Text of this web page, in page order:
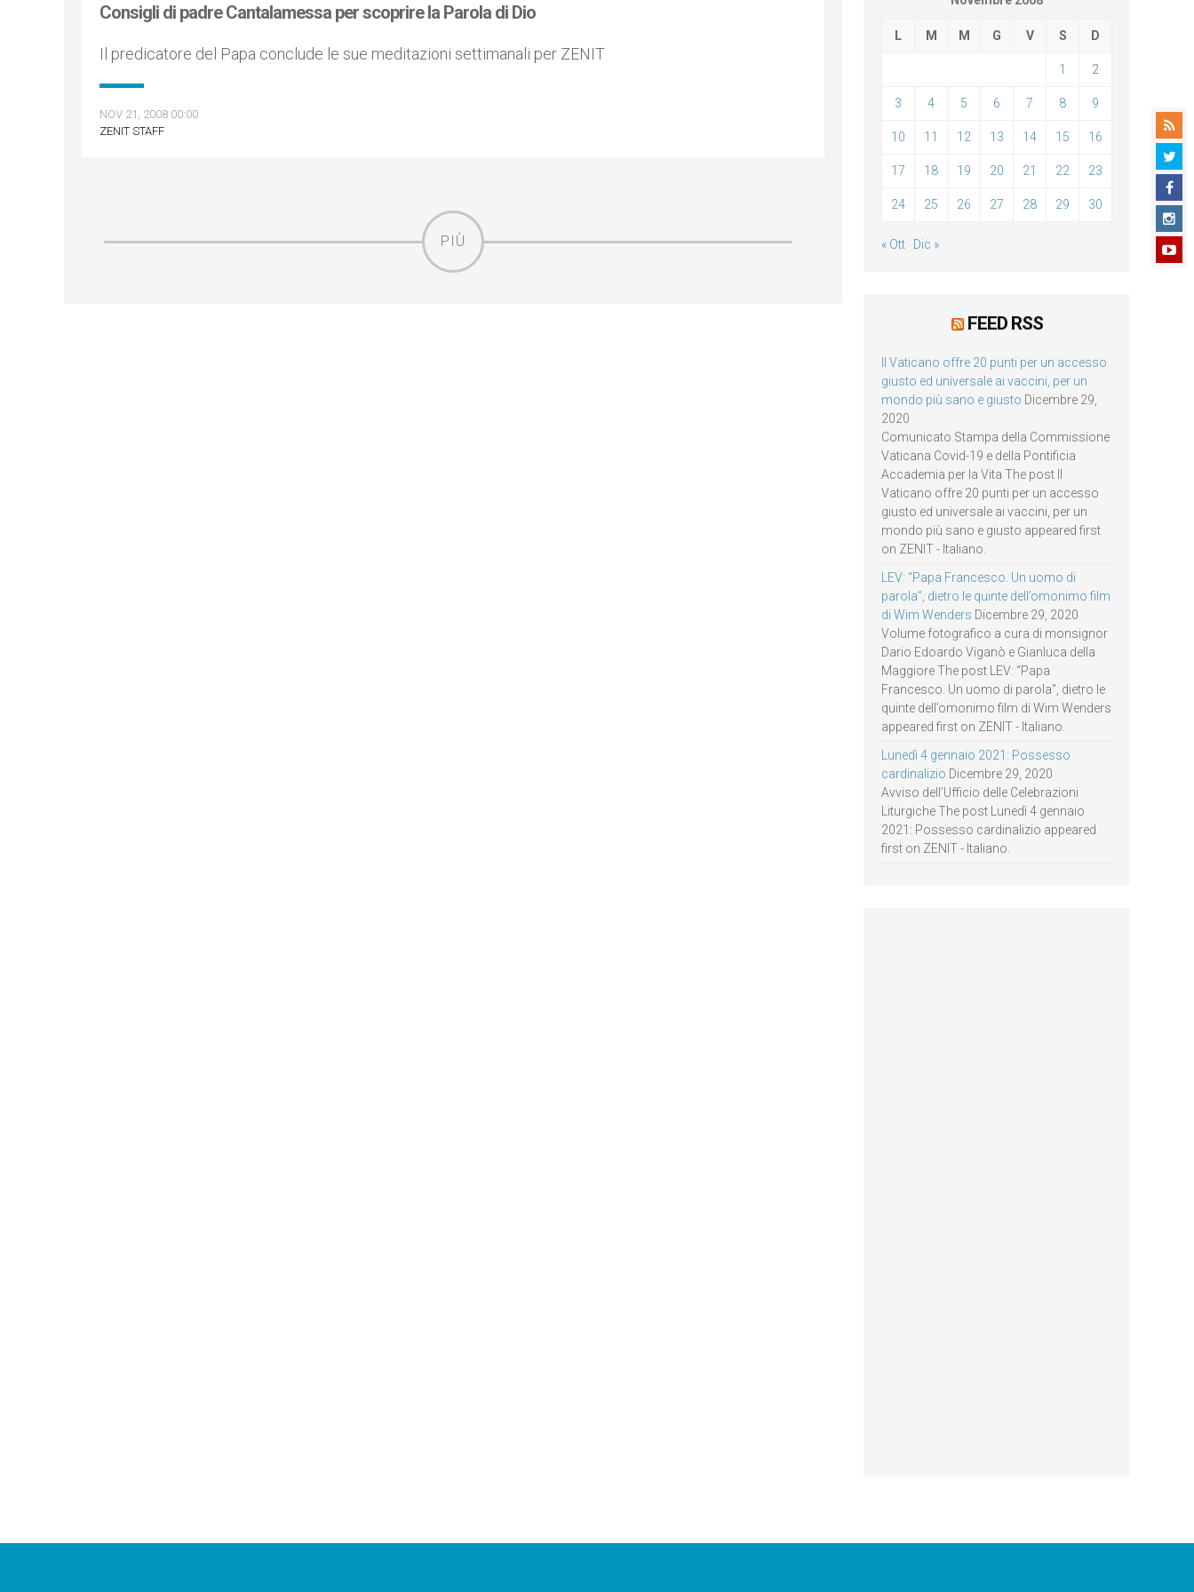
Consigli di padre Cantalamessa per scoprire la Parola di Dio
Il predicatore del Papa conclude le sue meditazioni settimanali per ZENIT
NOV 21, 2008 00:00
ZENIT STAFF
PIÙ
L M M G V S D
1 2
3 4 5 6 7 8 9
10 11 12 13 14 15 16
17 18 19 20 21 22 23
24 25 26 27 28 29 30
« Ott Dic »
FEED RSS
Il Vaticano offre 20 punti per un accesso
giusto ed universale ai vaccini, per un
mondo più sano e giusto Dicembre 29,
2020
Comunicato Stampa della Commissione
Vaticana Covid-19 e della Pontificia
Accademia per la Vita The post Il
Vaticano offre 20 punti per un accesso
giusto ed universale ai vaccini, per un
mondo più sano e giusto appeared first
on ZENIT - Italiano.
LEV: “Papa Francesco. Un uomo di
parola”, dietro le quinte dell’omonimo film
di Wim Wenders Dicembre 29, 2020
Volume fotografico a cura di monsignor
Dario Edoardo Viganò e Gianluca della
Maggiore The post LEV: “Papa
Francesco. Un uomo di parola”, dietro le
quinte dell’omonimo film di Wim Wenders
appeared first on ZENIT - Italiano.
Lunedì 4 gennaio 2021: Possesso
cardinalizio Dicembre 29, 2020
Avviso dell’Ufficio delle Celebrazioni
Liturgiche The post Lunedì 4 gennaio
2021: Possesso cardinalizio appeared
first on ZENIT - Italiano.